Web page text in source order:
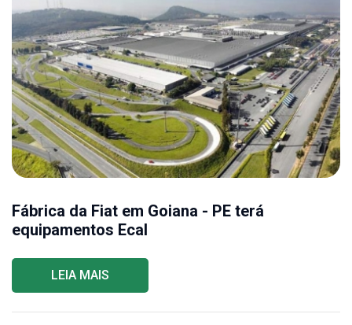
Fábrica da Fiat em Goiana - PE terá
equipamentos Ecal
LEIA MAIS